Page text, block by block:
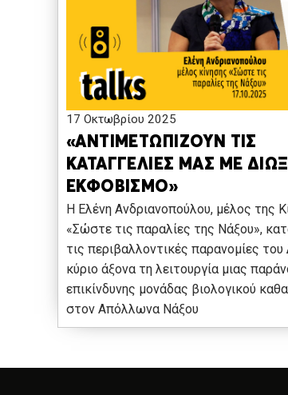
17 Οκτωβρίου 2025
«ΑΝΤΙΜΕΤΩΠΙΖΟΥΝ ΤΙΣ
ΚΑΤΑΓΓΕΛΙΕΣ ΜΑΣ ΜΕ
ΕΚΦΟΒΙΣΜΟ»
Η Ελένη Ανδριανοπούλου, μέλος της
«Σώστε τις παραλίες της Νάξου»,
τις περιβαλλοντικές παρανομίες
κύριο άξονα τη λειτουργία μιας
επικίνδυνης μονάδας βιολογικού
στον Απόλλωνα Νάξου